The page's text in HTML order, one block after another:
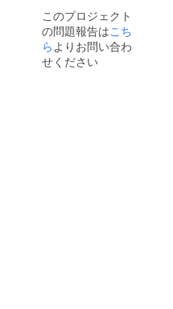
ジョは
同行し
ません
【資金
の用途
このプロジェクト
の問題報告はこち
ら よりお問い合わ
せください